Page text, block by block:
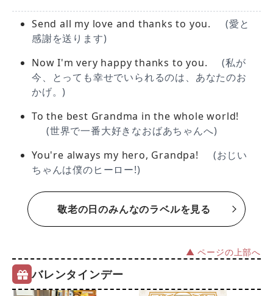
Send all my love and thanks to you.
(愛と
感謝を送ります)
Now I'm very happy thanks to you.
(私が
今、とっても幸せでいられるのは、あなたのお
かげ。)
To the best Grandma in the whole world!
(世界で一番大好きなおばあちゃんへ)
You're always my hero, Grandpa!
(おじい
ちゃんは僕のヒーロー!)
敬老の日のみんなのラベルを見る
▲ ページの上部へ
バレンタインデー